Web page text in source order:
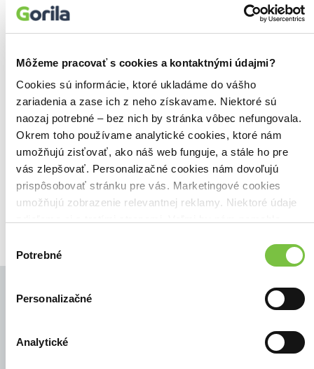
Môžeme pracovať s cookies a kontaktnými údajmi?
Cookies sú informácie, ktoré ukladáme do vášho
zariadenia a zase ich z neho získavame. Niektoré sú
naozaj potrebné – bez nich by stránka vôbec nefungovala.
Okrem toho používame analytické cookies, ktoré nám
umožňujú zisťovať, ako náš web funguje, a stále ho pre
vás zlepšovať. Personalizačné cookies nám dovoľujú
prispôsobovať stránku pre vás. Marketingové cookies
umožňujú zobrazenie relevantnej reklamy. Niektoré údaje
súhlasu
Potrebné
Personalizačné
Analytické
15,79€ 29,15€
Našli sme0titulov
Zoradiť podľa:
Filtrovať